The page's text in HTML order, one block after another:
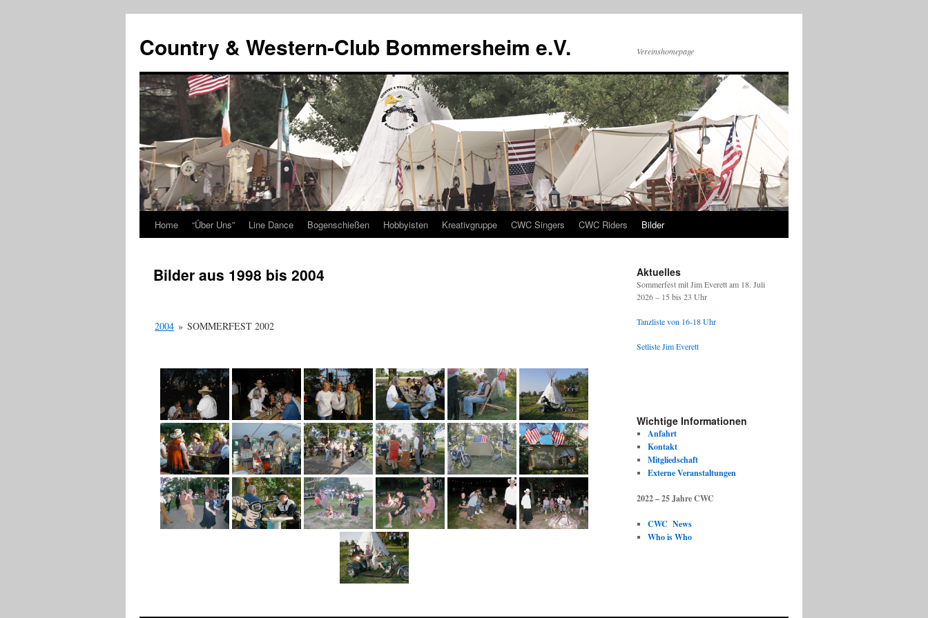
Country & Western-Club Bommersheim e.V. Vereinshomepage
Skip
content
Home “Über Uns” Line Dance Bogenschießen Hobbyisten Kreativgruppe CWC Singers CWC Riders Bilder
Bilder aus 1998 bis 2004
2004 » SOMMERFEST 2002
Aktuelles
Sommerfest mit Jim Everett am 18. Juli
2026 – 15 bis 23 Uhr
Tanzliste von 16-18 Uhr
Setliste Jim Everett
Wichtige Informationen
Anfahrt
Kontakt
Mitgliedschaft
Externe Veranstaltungen
2022 – 25 Jahre CWC
CWC News
Who is Who